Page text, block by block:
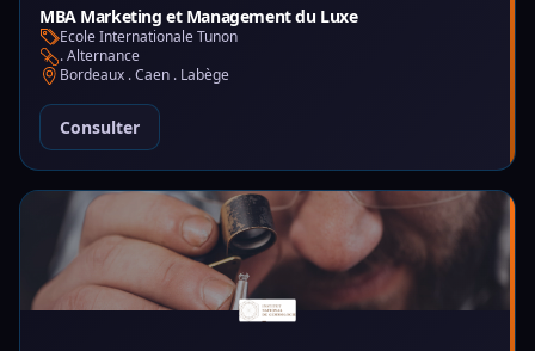
MBA Marketing et Management du Luxe
Ecole Internationale Tunon
. Alternance
Bordeaux . Caen . Labège
Consulter